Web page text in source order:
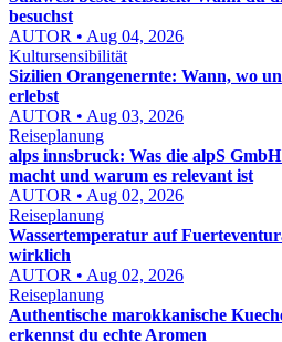
besuchst
AUTOR • Aug 04, 2026
Kultursensibilität
Sizilien Orangenernte: Wann, wo
erlebst
AUTOR • Aug 03, 2026
Reiseplanung
alps innsbruck: Was die alpS
macht und warum es relevant ist
AUTOR • Aug 02, 2026
Reiseplanung
Wassertemperatur auf
wirklich
AUTOR • Aug 02, 2026
Reiseplanung
Authentische marokkanische
erkennst du echte Aromen